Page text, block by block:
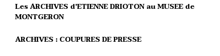
Les ARCHIVES d'ETIENNE DRIOTON au MUSEE de
MONTGERON
ARCHIVES : COUPURES DE PRESSE